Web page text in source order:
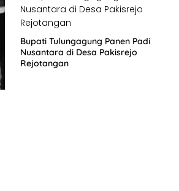
Bupati Tulungagung Panen Padi
Nusantara di Desa Pakisrejo
Rejotangan